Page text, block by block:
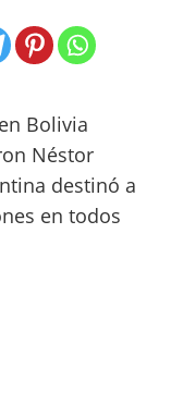
Bolivia
Néstor
destinó a
en todos